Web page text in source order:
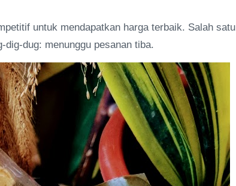
untuk mendapatkan harga terbaik. Salah satu
dug: menunggu pesanan tiba.